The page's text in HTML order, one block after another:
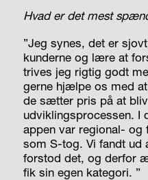
Hvad er det mest
”Jeg synes, det er
kunderne og lære at
trives jeg rigtig godt
gerne hjælpe os med
de sætter pris på at
udviklingsprocessen. I
appen var regional- og
som S-tog. Vi fandt ud
forstod det, og derfor
fik sin egen kategori. ”